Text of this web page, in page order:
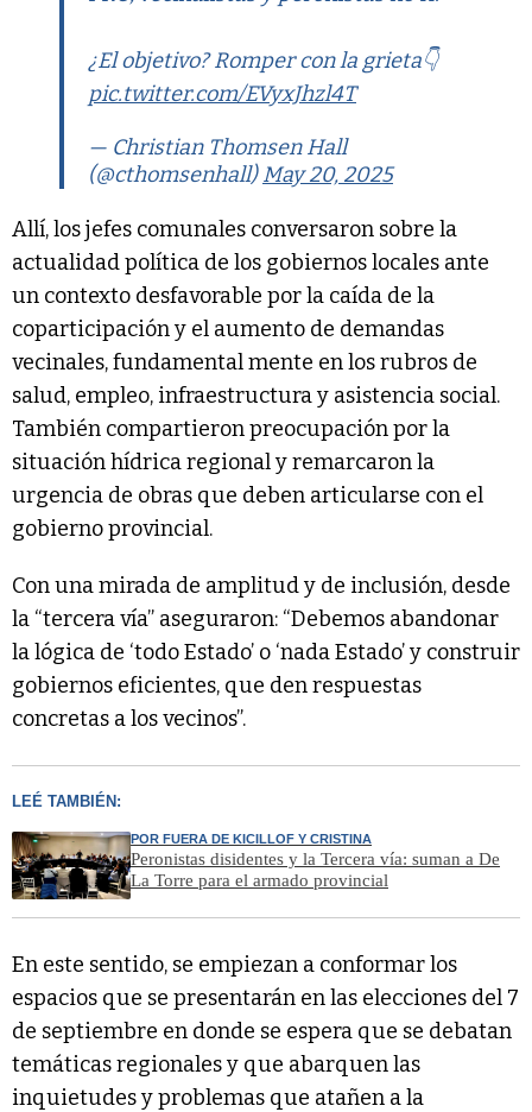
¿El objetivo? Romper con la grieta👇
pic.twitter.com/EVyxJhzl4T
— Christian Thomsen Hall
(@cthomsenhall)May 20, 2025
Allí, los jefes comunales conversaron sobre la
actualidad política de los gobiernos locales ante
un contexto desfavorable por la caída de la
coparticipación y el aumento de demandas
vecinales, fundamental mente en los rubros de
salud, empleo, infraestructura y asistencia social.
También compartieron preocupación por la
situación hídrica regional y remarcaron la
urgencia de obras que deben articularse con el
gobierno provincial.
Con una mirada de amplitud y de inclusión, desde
la “tercera vía” aseguraron: “Debemos abandonar
la lógica de ‘todo Estado’ o ‘nada Estado’ y construir
gobiernos eficientes, que den respuestas
concretas a los vecinos”.
LEÉ TAMBIÉN:
POR FUERA DE KICILLOF Y CRISTINA
Peronistas disidentes y la Tercera vía: suman a De
La Torre para el armado provincial
En este sentido, se empiezan a conformar los
espacios que se presentarán en las elecciones del 7
de septiembre en donde se espera que se debatan
temáticas regionales y que abarquen las
inquietudes y problemas que atañen a la